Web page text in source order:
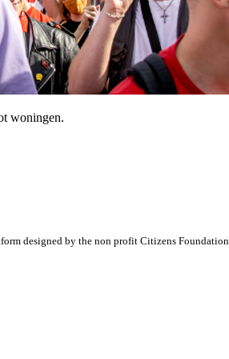
woningen.
designed by the non profit Citizens Foundation